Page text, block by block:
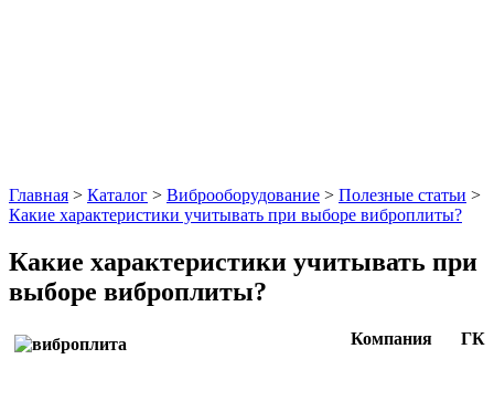
Главная > Каталог > Виброоборудование > Полезные статьи >
Какие характеристики учитывать при выборе виброплиты?
Какие характеристики учитывать при
выборе виброплиты?
Компания ГК